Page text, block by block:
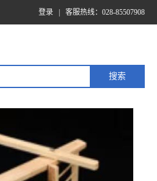
登录 客服热线：028-85507908